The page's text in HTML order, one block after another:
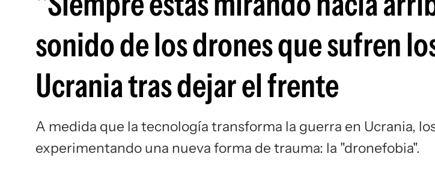
sonido de los drones que sufren
Ucrania tras dejar el frente
A medida que la tecnología transforma la guerra en Ucrania,
experimentando una nueva forma de trauma: la "dronefobia".